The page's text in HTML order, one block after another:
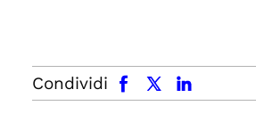
Condividi
facebook x.com linkedin